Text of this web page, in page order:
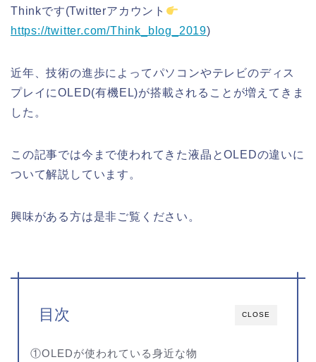
Thinkです(Twitterアカウント
https://twitter.com/Think_blog_2019)
近年、技術の進歩によってパソコンやテレビのディス
プレイにOLED(有機EL)が搭載されることが増えてきま
した。
この記事では今まで使われてきた液晶とOLEDの違いに
ついて解説しています。
興味がある方は是非ご覧ください。
CLOSE
目次
①OLEDが使われている身近な物